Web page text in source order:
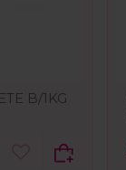
B/1KG